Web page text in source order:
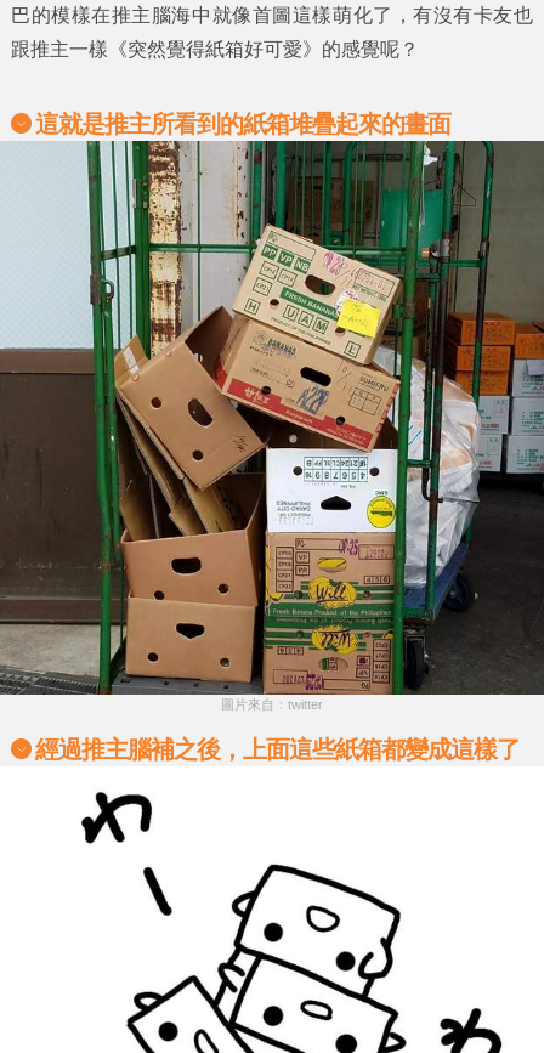
巴的模樣在推主腦海中就像首圖這樣萌化了，有沒有卡友也
跟推主一樣《突然覺得紙箱好可愛》的感覺呢？
這就是推主所看到的紙箱堆疊起來的畫面
圖片來自：twitter
經過推主腦補之後，上面這些紙箱都變成這樣了